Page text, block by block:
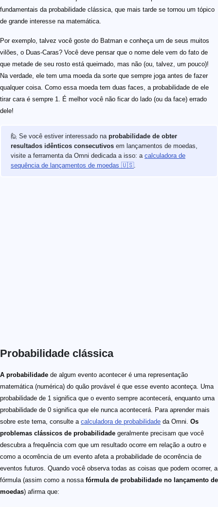
fundamentais da probabilidade clássica, que mais tarde se tornou um tópico
de grande interesse na matemática.
Por exemplo, talvez você goste do Batman e conheça um de seus muitos
vilões, o Duas-Caras? Você deve pensar que o nome dele vem do fato de
que metade de seu rosto está queimado, mas não (ou, talvez, um pouco)!
Na verdade, ele tem uma moeda da sorte que sempre joga antes de fazer
qualquer coisa. Como essa moeda tem duas faces, a probabilidade de ele
tirar cara é sempre 1. É melhor você não ficar do lado (ou da face) errado
dele!
🙋 Se você estiver interessado na probabilidade de obter
resultados idênticos consecutivos em lançamentos de moedas,
visite a ferramenta da Omni dedicada a isso: a calculadora de
sequência de lançamentos de moedas 🇺🇸.
Probabilidade clássica
A probabilidade de algum evento acontecer é uma representação
matemática (numérica) do quão provável é que esse evento aconteça. Uma
probabilidade de 1 significa que o evento sempre acontecerá, enquanto uma
probabilidade de 0 significa que ele nunca acontecerá. Para aprender mais
sobre este tema, consulte a calculadora de probabilidade da Omni. Os
problemas clássicos de probabilidade geralmente precisam que você
descubra a frequência com que um resultado ocorre em relação a outro e
como a ocorrência de um evento afeta a probabilidade de ocorrência de
eventos futuros. Quando você observa todas as coisas que podem ocorrer, a
fórmula (assim como a nossa fórmula de probabilidade no lançamento de
moedas) afirma que: